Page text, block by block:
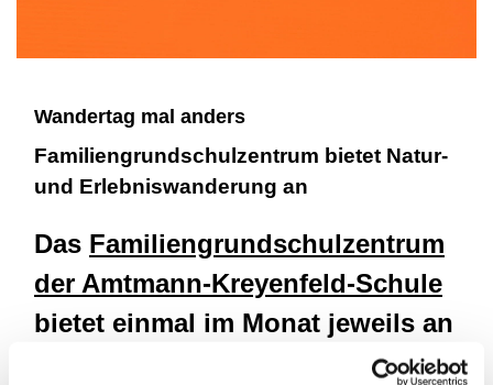
Wandertag mal anders
Familiengrundschulzentrum bietet Natur-
und Erlebniswanderung an
Das Familiengrundschulzentrum
der Amtmann-Kreyenfeld-Schule
bietet einmal im Monat jeweils an
einem Samstag ein Outdoor-